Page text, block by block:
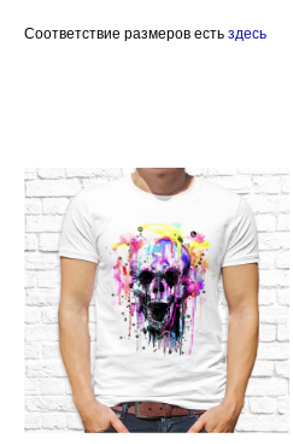
Соответствие размеров есть здесь